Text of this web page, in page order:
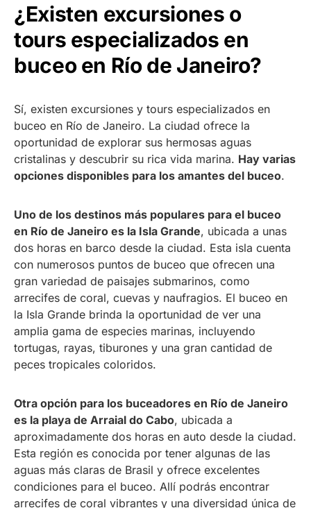
¿Existen excursiones o
tours especializados en
buceo en Río de Janeiro?
Sí, existen excursiones y tours especializados en
buceo en Río de Janeiro. La ciudad ofrece la
oportunidad de explorar sus hermosas aguas
cristalinas y descubrir su rica vida marina. Hay varias
opciones disponibles para los amantes del buceo.
Uno de los destinos más populares para el buceo
en Río de Janeiro es la Isla Grande, ubicada a unas
dos horas en barco desde la ciudad. Esta isla cuenta
con numerosos puntos de buceo que ofrecen una
gran variedad de paisajes submarinos, como
arrecifes de coral, cuevas y naufragios. El buceo en
la Isla Grande brinda la oportunidad de ver una
amplia gama de especies marinas, incluyendo
tortugas, rayas, tiburones y una gran cantidad de
peces tropicales coloridos.
Otra opción para los buceadores en Río de Janeiro
es la playa de Arraial do Cabo, ubicada a
aproximadamente dos horas en auto desde la ciudad.
Esta región es conocida por tener algunas de las
aguas más claras de Brasil y ofrece excelentes
condiciones para el buceo. Allí podrás encontrar
arrecifes de coral vibrantes y una diversidad única de